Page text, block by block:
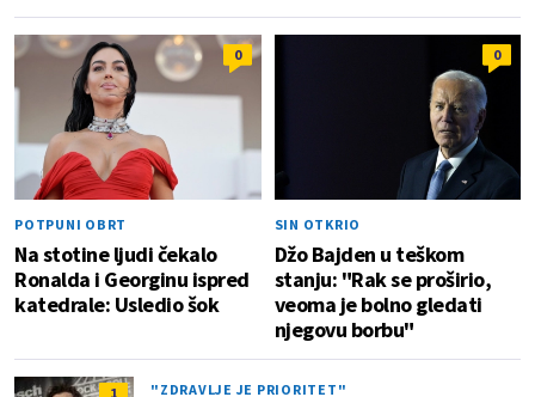
0
POTPUNI OBRT
Na stotine ljudi čekalo
Ronalda i Georginu ispred
katedrale: Usledio šok
0
SIN OTKRIO
Džo Bajden u teškom
stanju: "Rak se proširio,
veoma je bolno gledati
njegovu borbu"
1 "ZDRAVLJE JE PRIORITET"